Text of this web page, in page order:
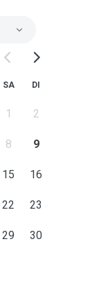
SA DI
1 2
8 9
15 16
22 23
29 30